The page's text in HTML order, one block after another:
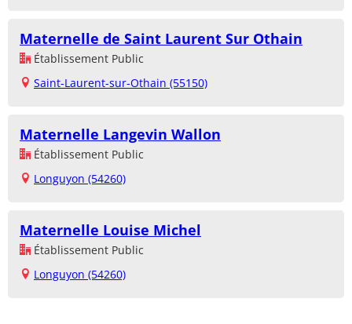
Maternelle de Saint Laurent Sur Othain
Établissement Public
Saint-Laurent-sur-Othain (55150)
Maternelle Langevin Wallon
Établissement Public
Longuyon (54260)
Maternelle Louise Michel
Établissement Public
Longuyon (54260)